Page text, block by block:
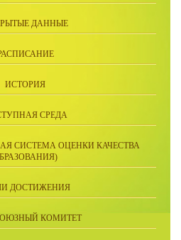
ДАННЫЕ
ИСТОРИЯ
СРЕДА
СИСТЕМА ОЦЕНКИ КАЧЕСТВА
ДОСТИЖЕНИЯ
КОМИТЕТ